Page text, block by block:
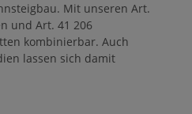
Mit unseren Art.
und Art. 41 206
kombinierbar. Auch
lassen sich damit